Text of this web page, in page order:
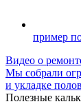
пример
Видео о
Мы собрали
и укладке полов
Полезные